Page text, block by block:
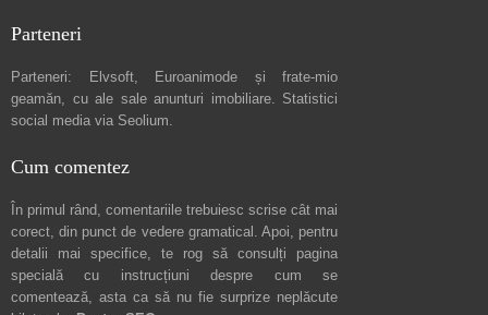
Parteneri
Parteneri: Elvsoft, Euroanimode și frate-mio
geamăn, cu ale sale anunturi imobiliare. Statistici
social media via Seolium.
Cum comentez
În primul rând, comentariile trebuiesc scrise cât mai
corect, din punct de vedere gramatical. Apoi, pentru
detalii mai specifice, te rog să consulți pagina
specială cu instrucțiuni despre cum se
comentează, asta ca să nu fie surprize neplăcute